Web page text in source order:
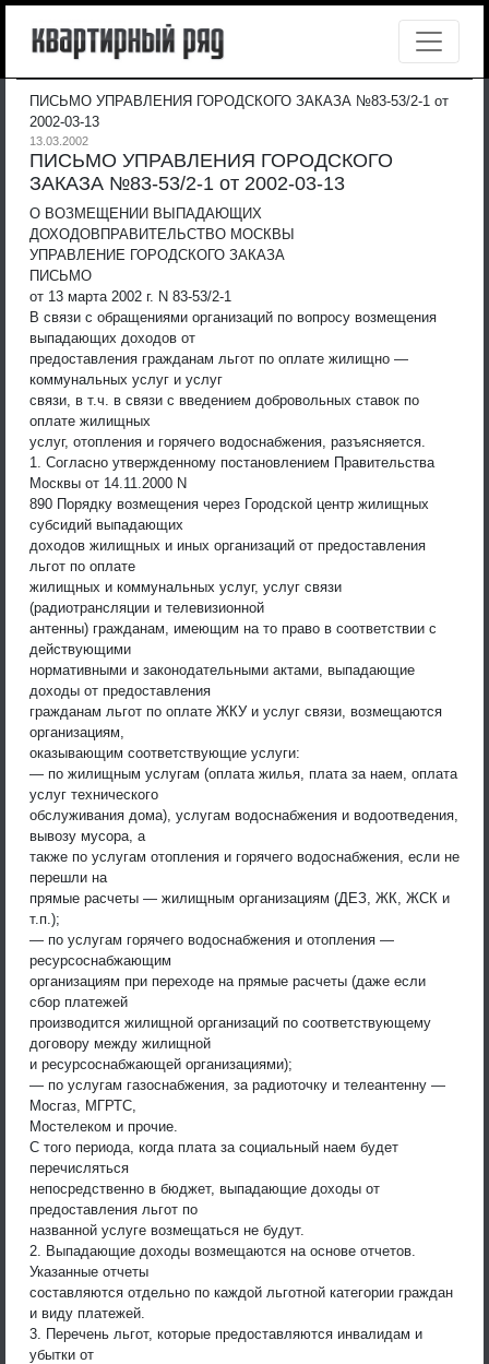
ПИСЬМО УПРАВЛЕНИЯ ГОРОДСКОГО ЗАКАЗА №83-53/2-1 от
2002-03-13
13.03.2002
ПИСЬМО УПРАВЛЕНИЯ ГОРОДСКОГО
ЗАКАЗА №83-53/2-1 от 2002-03-13
О ВОЗМЕЩЕНИИ ВЫПАДАЮЩИХ
ДОХОДОВПРАВИТЕЛЬСТВО МОСКВЫ
УПРАВЛЕНИЕ ГОРОДСКОГО ЗАКАЗА
ПИСЬМО
от 13 марта 2002 г. N 83-53/2-1
В связи с обращениями организаций по вопросу возмещения
выпадающих доходов от
предоставления гражданам льгот по оплате жилищно —
коммунальных услуг и услуг
связи, в т.ч. в связи с введением добровольных ставок по
оплате жилищных
услуг, отопления и горячего водоснабжения, разъясняется.
1. Согласно утвержденному постановлением Правительства
Москвы от 14.11.2000 N
890 Порядку возмещения через Городской центр жилищных
субсидий выпадающих
доходов жилищных и иных организаций от предоставления
льгот по оплате
жилищных и коммунальных услуг, услуг связи
(радиотрансляции и телевизионной
антенны) гражданам, имеющим на то право в соответствии с
действующими
нормативными и законодательными актами, выпадающие
доходы от предоставления
гражданам льгот по оплате ЖКУ и услуг связи, возмещаются
организациям,
оказывающим соответствующие услуги:
— по жилищным услугам (оплата жилья, плата за наем, оплата
услуг технического
обслуживания дома), услугам водоснабжения и водоотведения,
вывозу мусора, а
также по услугам отопления и горячего водоснабжения, если не
перешли на
прямые расчеты — жилищным организациям (ДЕЗ, ЖК, ЖСК и
т.п.);
— по услугам горячего водоснабжения и отопления —
ресурсоснабжающим
организациям при переходе на прямые расчеты (даже если
сбор платежей
производится жилищной организаций по соответствующему
договору между жилищной
и ресурсоснабжающей организациями);
— по услугам газоснабжения, за радиоточку и телеантенну —
Мосгаз, МГРТС,
Мостелеком и прочие.
С того периода, когда плата за социальный наем будет
перечисляться
непосредственно в бюджет, выпадающие доходы от
предоставления льгот по
названной услуге возмещаться не будут.
2. Выпадающие доходы возмещаются на основе отчетов.
Указанные отчеты
составляются отдельно по каждой льготной категории граждан
и виду платежей.
3. Перечень льгот, которые предоставляются инвалидам и
убытки от